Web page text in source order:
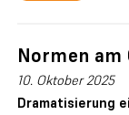
Normen
10. Oktober 2025
Dramatisierung